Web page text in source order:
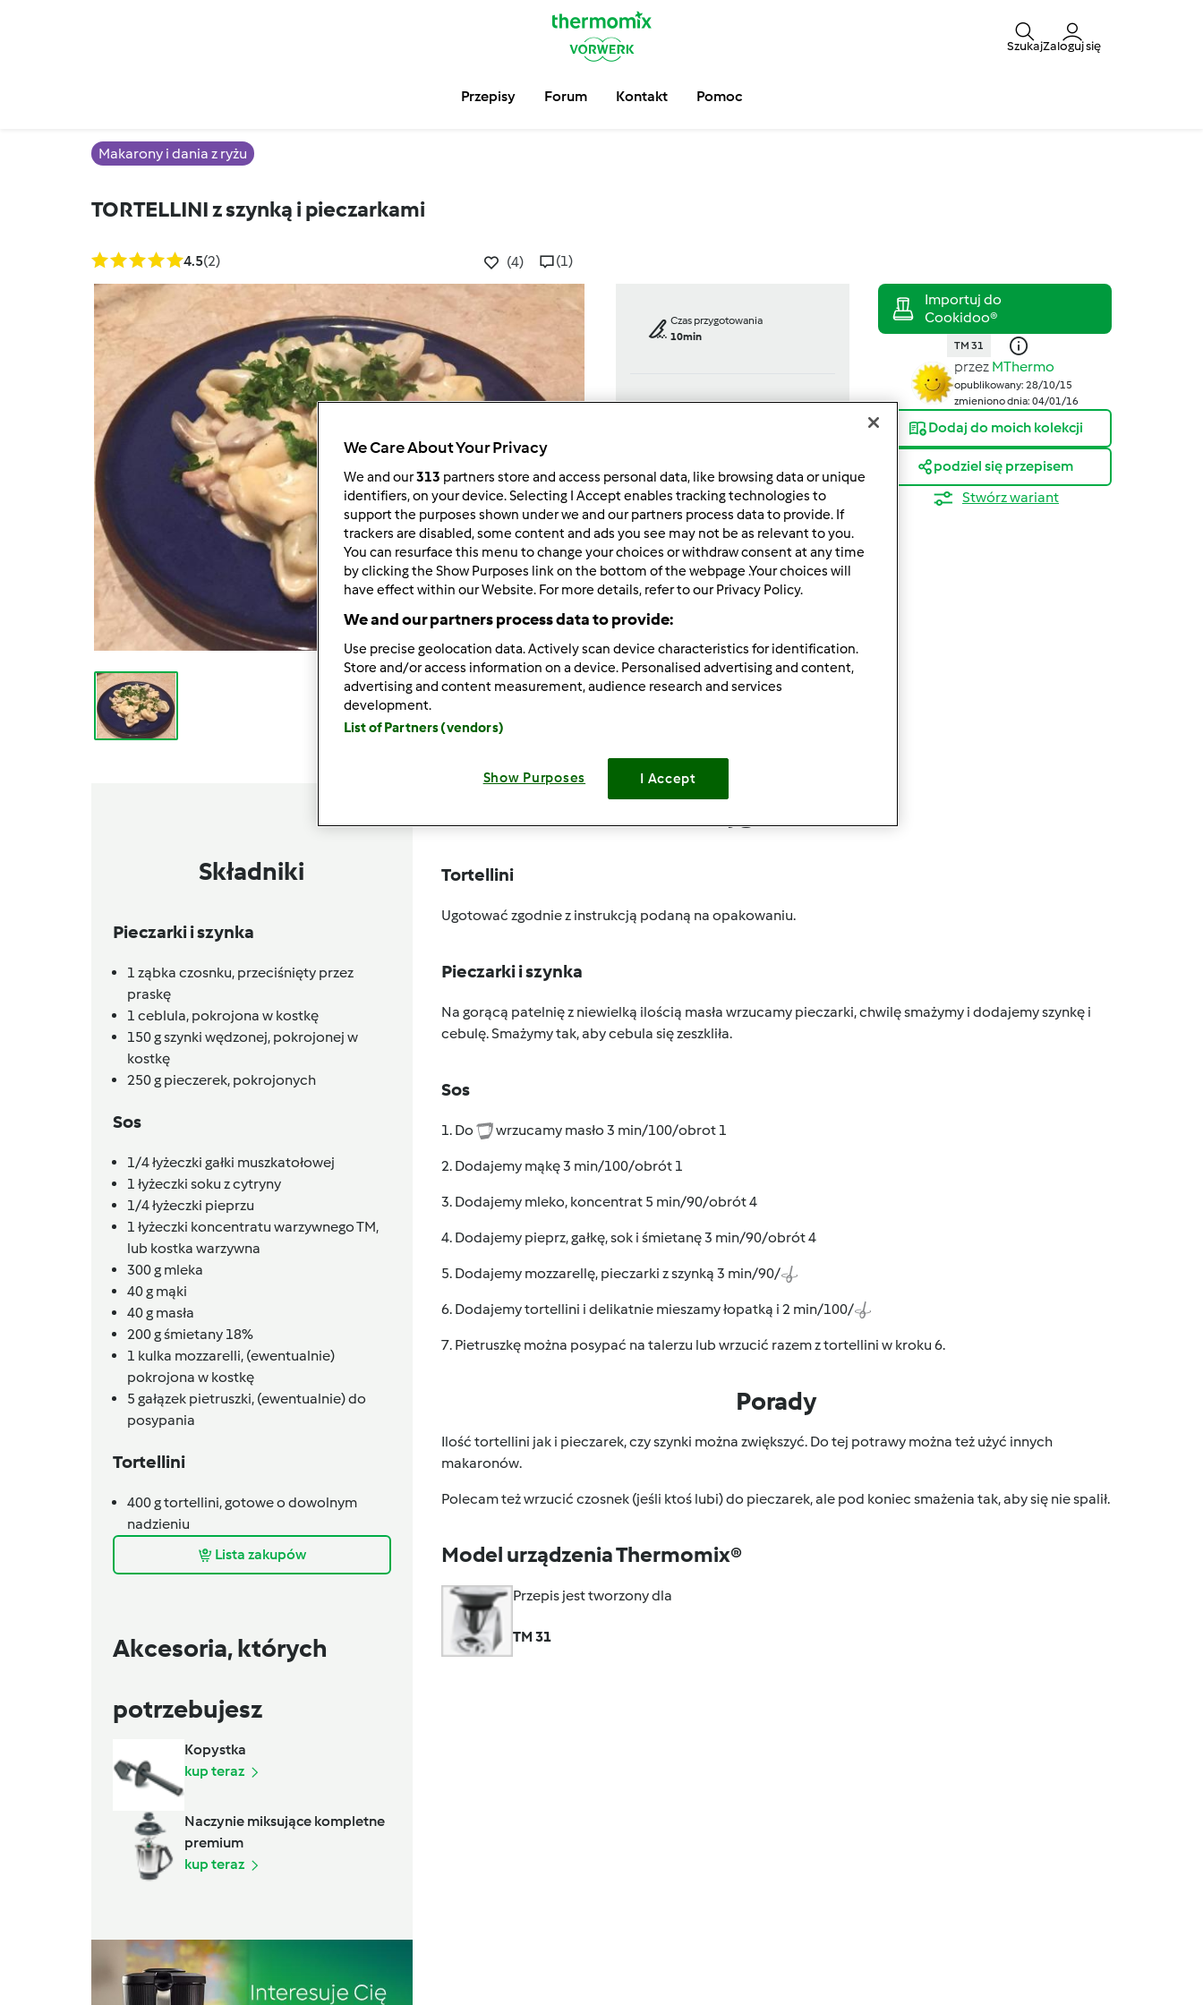
SzukajZaloguj się
Przepisy Forum Kontakt Pomoc
Makarony i dania z ryżu
TORTELLINI z szynką i pieczarkami
4.5(2) (4) (1)
Czas przygotowania
10min
porcja/porcje/porcji
4porcja/porcje/porcji
Poziom
TM 31
przez MThermo
opublikowany: 28/10/15
zmieniono dnia: 04/01/16
Dodaj do moich kolekcji
podziel się przepisem
Stwórz wariant
Składniki
Pieczarki i szynka
1 ząbka czosnku, przeciśnięty przez
praskę
1 ceblula, pokrojona w kostkę
150gszynki wędzonej, pokrojonej w
kostkę
250g pieczerek, pokrojonych
Sos
1/4łyżeczki gałki muszkatołowej
1 łyżeczki soku z cytryny
1/4łyżeczki pieprzu
1 łyżeczki koncentratu warzywnego TM,
lub kostka warzywna
300g mleka
40g mąki
40g masła
200gśmietany 18%
1 kulka mozzarelli, (ewentualnie)
pokrojona w kostkę
5 gałązek pietruszki, (ewentualnie) do
posypania
Tortellini
400gtortellini,gotowe o dowolnym
nadzieniu
Lista zakupów
Akcesoria, których
potrzebujesz
Kopystka
kup teraz
Naczynie miksujące kompletne
premium
kup teraz
Tortellini
Ugotować zgodnie z instrukcją podaną na opakowaniu.
Pieczarki i szynka
Na gorącą patelnię z niewielką ilością masła wrzucamy pieczarki, chwilę smażymy i dodajemy szynkę i
cebulę. Smażymy tak, aby cebula się zeszkliła.
Sos
1. Do wrzucamy masło 3 min/100/obrot 1
2. Dodajemy mąkę 3 min/100/obrót 1
3. Dodajemy mleko, koncentrat 5 min/90/obrót 4
4. Dodajemy pieprz, gałkę, sok i śmietanę 3 min/90/obrót 4
5. Dodajemy mozzarellę, pieczarki z szynką 3 min/90/
6. Dodajemy tortellini i delikatnie mieszamy łopatką i 2 min/100/
7. Pietruszkę można posypać na talerzu lub wrzucić razem z tortellini w kroku 6.
Porady
Ilość tortellini jak i pieczarek, czy szynki można zwiększyć. Do tej potrawy można też użyć innych
makaronów.
Polecam też wrzucić czosnek (jeśli ktoś lubi) do pieczarek, ale pod koniec smażenia tak, aby się nie spalił.
Model urządzenia Thermomix®
Przepis jest tworzony dla
TM 31
We Care About Your Privacy
We and our313 partners store and access personal data, like browsing data or unique
identifiers, on your device. Selecting I Accept enables tracking technologies to
support the purposes shown under we and our partners process data to provide. If
trackers are disabled, some content and ads you see may not be as relevant to you.
You can resurface this menu to change your choices or withdraw consent at any time
by clicking the Show Purposes link on the bottom of the webpage .Your choices will
have effect within our Website. For more details, refer to our Privacy Policy.
We and our partners process data to provide:
Use precise geolocation data. Actively scan device characteristics for identification.
Store and/or access information on a device. Personalised advertising and content,
advertising and content measurement, audience research and services
development.
List of Partners (vendors)
Show Purposes I Accept